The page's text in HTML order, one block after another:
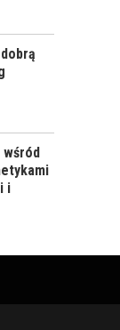
wśród
i